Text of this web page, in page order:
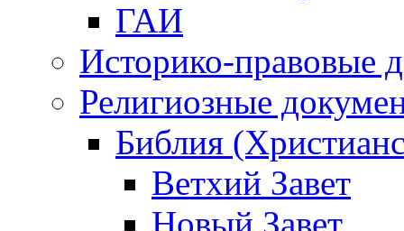
ГАИ
Историко-правовые
Религиозные
Библия
Ветхий Завет